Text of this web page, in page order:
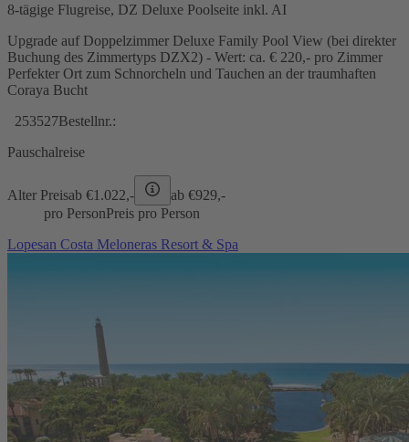
8-tägige Flugreise, DZ Deluxe Poolseite inkl. AI
Upgrade auf Doppelzimmer Deluxe Family Pool View (bei direkter
Buchung des Zimmertyps DZX2) - Wert: ca. € 220,- pro Zimmer
Perfekter Ort zum Schnorcheln und Tauchen an der traumhaften
Coraya Bucht
253527Bestellnr.:
Pauschalreise
Alter Preisab €1.022,- ab €929,-
pro PersonPreis pro Person
Lopesan Costa Meloneras Resort & Spa